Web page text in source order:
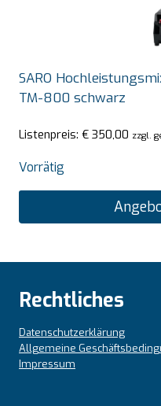
SARO
TM-800 schwarz
Listenpreis: € 350,00 zzgl.
Vorrätig
Rechtliches
Datenschutzerklärung
Allgemeine
Impressum